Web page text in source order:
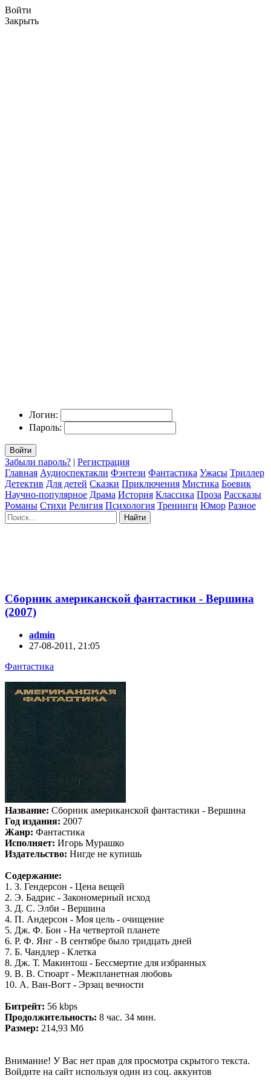
Войти
Закрыть
Логин:
Пароль:
Войти
Забыли пароль? | Регистрация
Главная Аудиоспектакли Фэнтези Фантастика Ужасы Триллер
Детектив Для детей Сказки Приключения Мистика Боевик
Научно-популярное Драма История Классика Проза Рассказы
Романы Стихи Религия Психология Тренинги Юмор Разное
Найти
Сборник американской фантастики - Вершина
(2007)
admin
27-08-2011, 21:05
Фантастика
Название: Сборник американской фантастики - Вершина
Год издания: 2007
Жанр: Фантастика
Исполняет: Игорь Мурашко
Издательство: Нигде не купишь
Содержание:
1. З. Гендерсон - Цена вещей
2. Э. Бадрис - Закономерный исход
3. Д. С. Элби - Вершина
4. П. Андерсон - Моя цель - очищение
5. Дж. Ф. Бон - На четвертой планете
6. Р. Ф. Янг - В сентябре было тридцать дней
7. Б. Чандлер - Клетка
8. Дж. Т. Макинтош - Бессмертие для избранных
9. В. В. Стюарт - Межпланетная любовь
10. А. Ван-Вогт - Эрзац вечности
Битрейт: 56 kbps
Продолжительность: 8 час. 34 мин.
Размер: 214,93 Мб
Внимание! У Вас нет прав для просмотра скрытого текста.
Войдите на сайт используя один из соц. аккунтов